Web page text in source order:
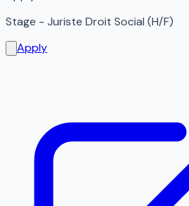
Stage - Juriste Droit Social (H/F)
Apply